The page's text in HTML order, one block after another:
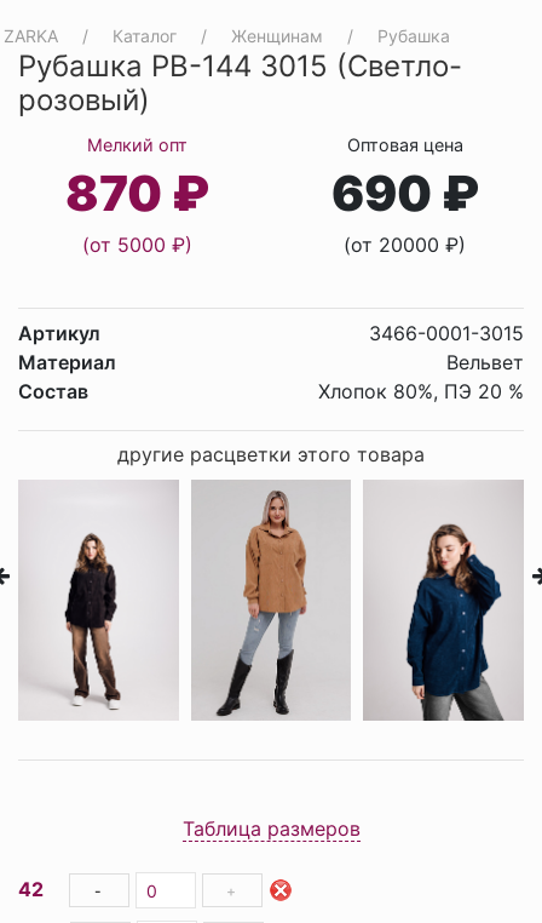
ZARKA Каталог Женщинам Рубашка
Рубашка РВ-144 3015 (Светло-
розовый)
Мелкий опт
870 ₽
(от 5000 ₽)
Оптовая цена
690 ₽
(от 20000 ₽)
Артикул
3466-0001-3015
Материал
Вельвет
Состав
Хлопок 80%, ПЭ 20 %
другие расцветки этого товара
Таблица размеров
42 - +